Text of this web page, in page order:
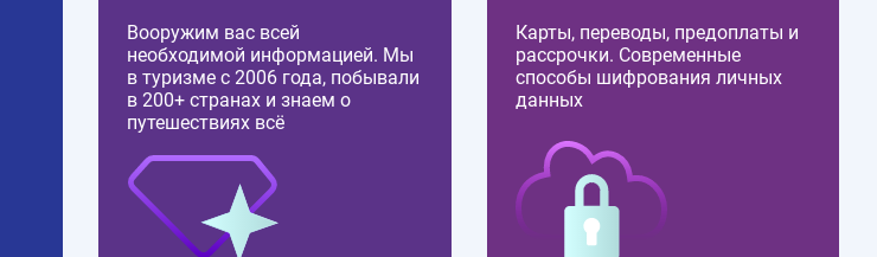
Вооружим вас всей
необходимой информацией. Мы
в туризме с 2006 года, побывали
в 200+ странах и знаем о
путешествиях всё
Карты, переводы, предоплаты и
рассрочки. Современные
способы шифрования личных
данных